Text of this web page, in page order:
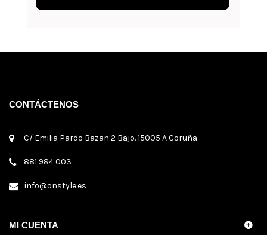
CONTÁCTENOS
C/ Emilia Pardo Bazan 2 Bajo. 15005 A Coruña
881 984 003
info@onstyle.es
MI CUENTA